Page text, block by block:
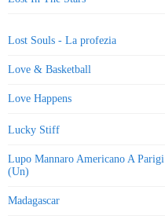
Lost Souls - La profezia
Love & Basketball
Love Happens
Lucky Stiff
Lupo Mannaro Americano A Parigi
(Un)
Madagascar